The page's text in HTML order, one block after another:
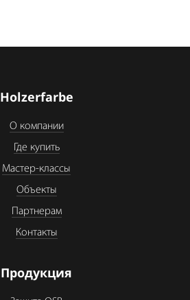
Holzerfarbe
О компании
Где купить
Мастер-классы
Объекты
Партнерам
Контакты
Продукция